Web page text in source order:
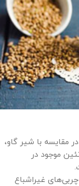
مقایسه با شیر گاو،
موجود در
غیراشباع